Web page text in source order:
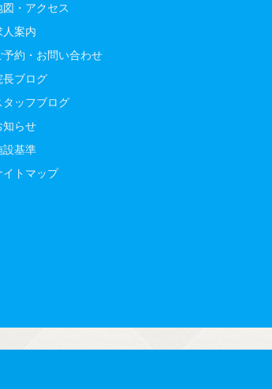
図・アクセス
人案内
予約・お問い合わせ
長ブログ
タッフブログ
知らせ
設基準
イトマップ